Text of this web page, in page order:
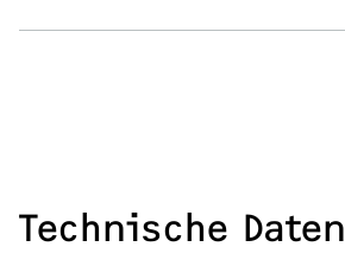
Nachtspeicherheizung
Technische Daten